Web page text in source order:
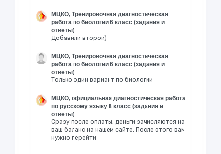
МЦКО, Тренировочная диагностическая
работа по биологии 6 класс (задания и
ответы)
Добавили второй)
МЦКО, Тренировочная диагностическая
работа по биологии 6 класс (задания и
ответы)
Только один вариант по биологии
МЦКО, официальная диагностическая работа
по русскому языку 8 класс (задания и
ответы)
Сразу после оплаты, деньги зачисляются на
ваш баланс на нашем сайте. После этого вам
нужно перейти